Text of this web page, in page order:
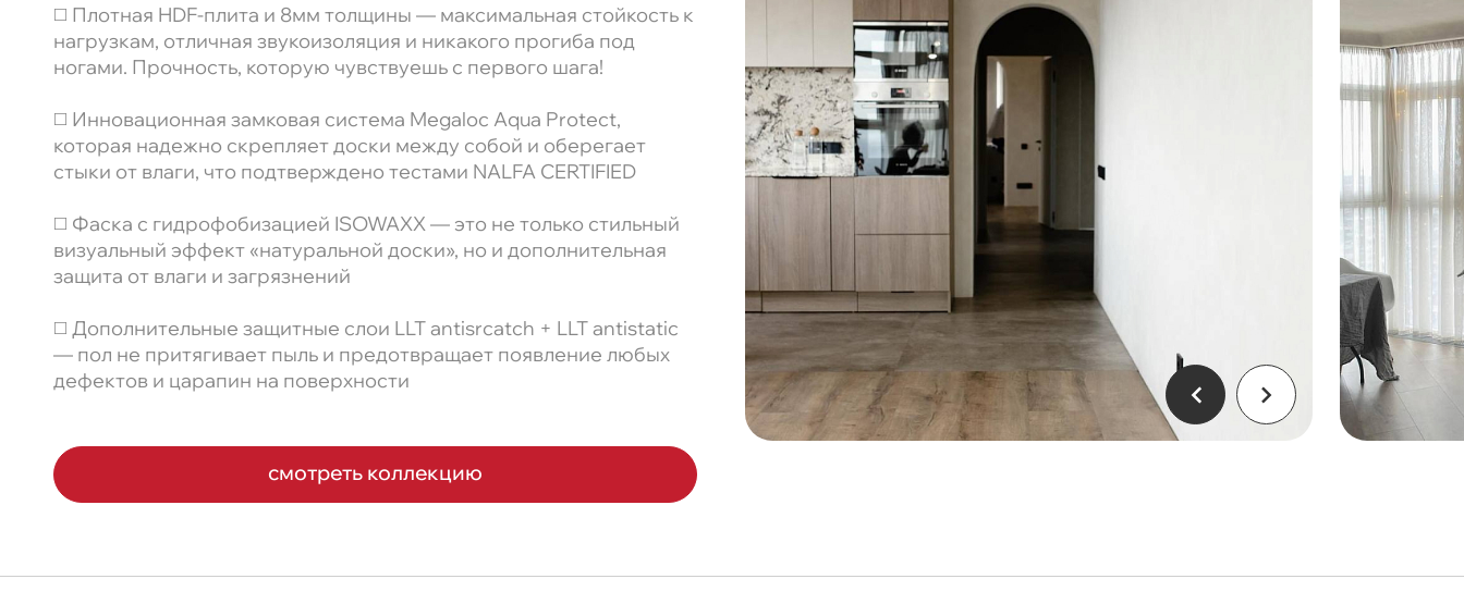
◻️ Плотная HDF-плита и 8мм толщины — максимальная стойкость к
нагрузкам, отличная звукоизоляция и никакого прогиба под
ногами. Прочность, которую чувствуешь с первого шага!
◻️ Инновационная замковая система Megaloc Aqua Protect,
которая надежно скрепляет доски между собой и оберегает
стыки от влаги, что подтверждено тестами NALFA CERTIFIED
◻️ Фаска с гидрофобизацией ISOWAXX — это не только стильный
визуальный эффект «натуральной доски», но и дополнительная
защита от влаги и загрязнений
◻️ Дополнительные защитные слои LLT antisrcatch + LLT antistatic
— пол не притягивает пыль и предотвращает появление любых
дефектов и царапин на поверхности
смотреть коллекцию